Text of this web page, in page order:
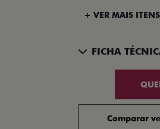
+ VER MAIS ITENS
FICHA
Comparar